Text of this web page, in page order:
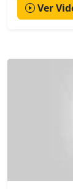
Ver